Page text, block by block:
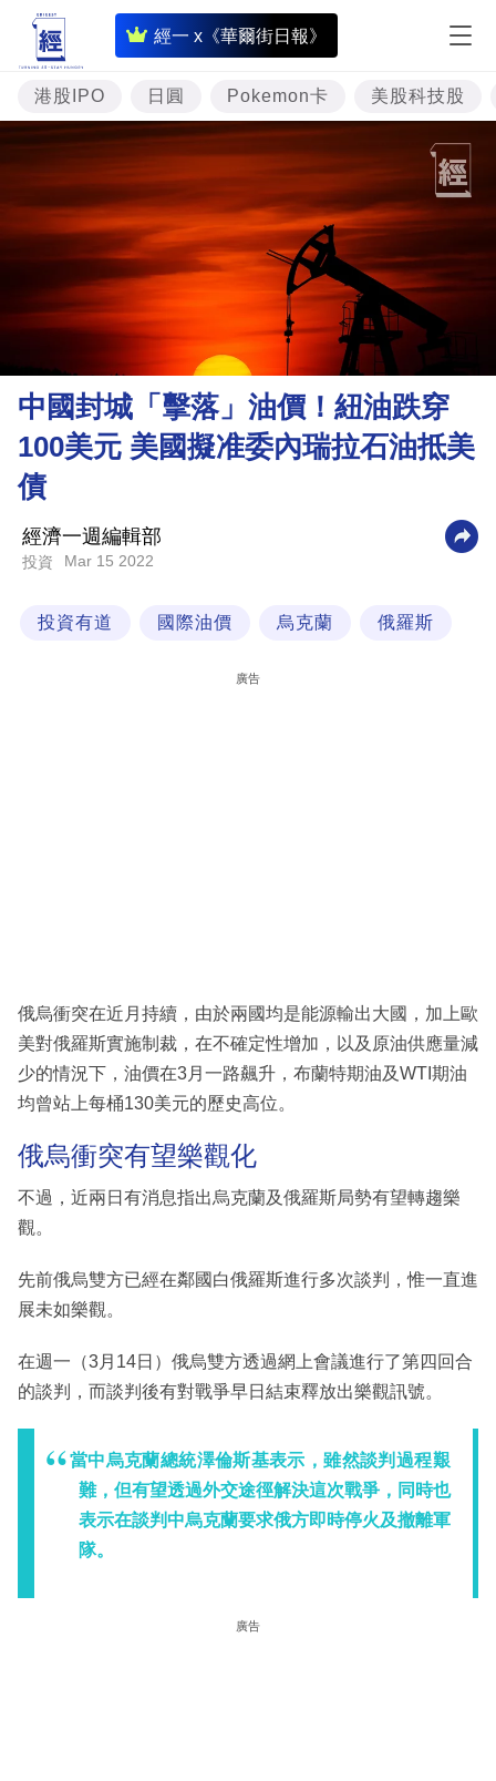
經一 x《華爾街日報》
即
時
財
經
專
投
資
市
理
財
商
科
技
港股IPO 日圓 Pokemon卡 美股科技股
中國封城「擊落」油價！紐油跌穿
100美元 美國擬准委內瑞拉石油抵美
債
經濟一週編輯部
投資 Mar 15 2022
投資有道 國際油價 烏克蘭 俄羅斯
廣告
俄烏衝突在近月持續，由於兩國均是能源輸出大國，加上歐
美對俄羅斯實施制裁，在不確定性增加，以及原油供應量減
少的情況下，油價在3月一路飆升，布蘭特期油及WTI期油
均曾站上每桶130美元的歷史高位。
俄烏衝突有望樂觀化
不過，近兩日有消息指出烏克蘭及俄羅斯局勢有望轉趨樂
觀。
先前俄烏雙方已經在鄰國白俄羅斯進行多次談判，惟一直進
展未如樂觀。
在週一（3月14日）俄烏雙方透過網上會議進行了第四回合
的談判，而談判後有對戰爭早日結束釋放出樂觀訊號。
當中烏克蘭總統澤倫斯基表示，雖然談判過程艱
難，但有望透過外交途徑解決這次戰爭，同時也
表示在談判中烏克蘭要求俄方即時停火及撤離軍
隊。
廣告